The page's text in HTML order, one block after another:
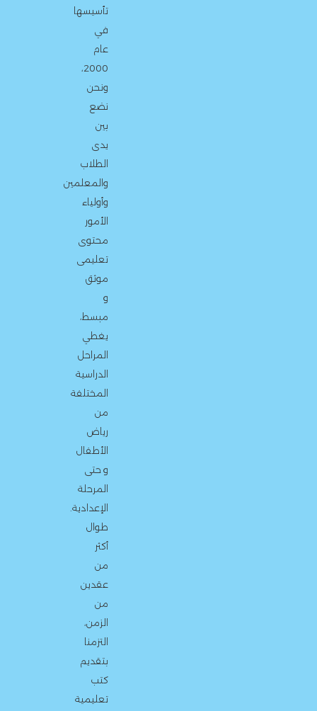
تأسيسها
في
عام
2000،
ونحن
نضع
بين
يدى
الطلاب
والمعلمين
وأولياء
الأمور
محتوى
تعليمى
موثق
و
مبسط،
يغطي
المراحل
الدراسية
المختلفة
من
رياض
الأطفال
و حتى
المرحلة
الإعدادية.
طوال
أكثر
من
عقدين
من
الزمن،
التزمنا
بتقديم
كتب
تعليمية